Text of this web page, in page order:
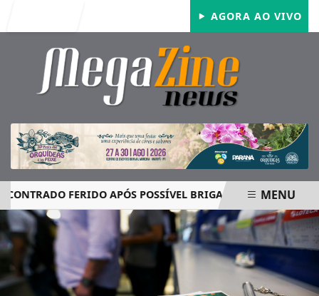
AGORA AO VIVO
FERIDO APÓS POSSÍVEL BRIGA E CASO GRAVE
EM ALTA
MENU